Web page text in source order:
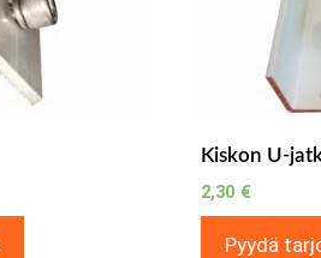
Kiskon U-
2,30 €
Pyydä